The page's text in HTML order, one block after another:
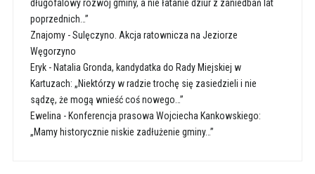
długofalowy rozwój gminy, a nie łatanie dziur z zaniedbań lat
poprzednich…”
Znajomy-Sulęczyno. Akcja ratownicza na Jeziorze
Węgorzyno
Eryk- Natalia Gronda, kandydatka do Rady Miejskiej w
Kartuzach: „Niektórzy w radzie trochę się zasiedzieli i nie
sądzę, że mogą wnieść coś nowego…”
Ewelina - Konferencja prasowa Wojciecha Kankowskiego:
„Mamy historycznie niskie zadłużenie gminy…”